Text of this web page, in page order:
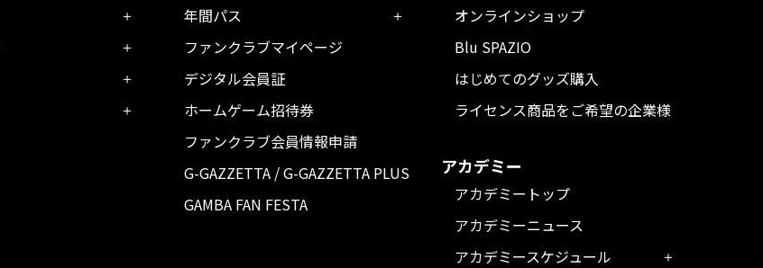
年間パス
ファンクラブマイページ
デジタル会員証
ホームゲーム招待券
ファンクラブ会員情報申請
G-GAZZETTA / G-GAZZETTA PLUS
GAMBA FAN FESTA
オンラインショップ
Blu SPAZIO
はじめてのグッズ購入
ライセンス商品をご希望の企業様
アカデミー
アカデミートップ
アカデミーニュース
アカデミースケジュール